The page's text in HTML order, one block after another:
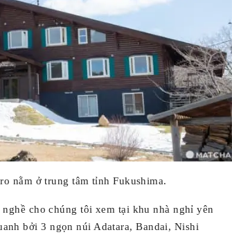
nằm ở trung tâm tỉnh Fukushima.
cho chúng tôi xem tại khu nhà nghỉ yên
bởi 3 ngọn núi Adatara, Bandai, Nishi